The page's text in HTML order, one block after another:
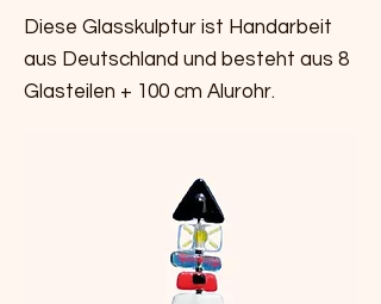
Diese Glasskulptur ist Handarbeit
aus Deutschland und besteht aus 8
Glasteilen + 100 cm Alurohr.